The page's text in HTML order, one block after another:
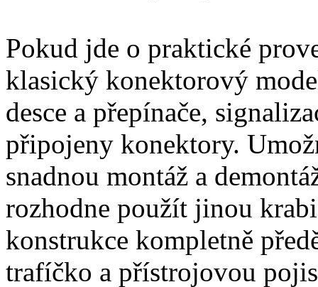
Pokud jde o praktické
klasický konektorový
desce a přepínače,
připojeny konektory.
snadnou montáž a
rozhodne použít jinou
konstrukce kompletně
trafíčko a přístrojovou